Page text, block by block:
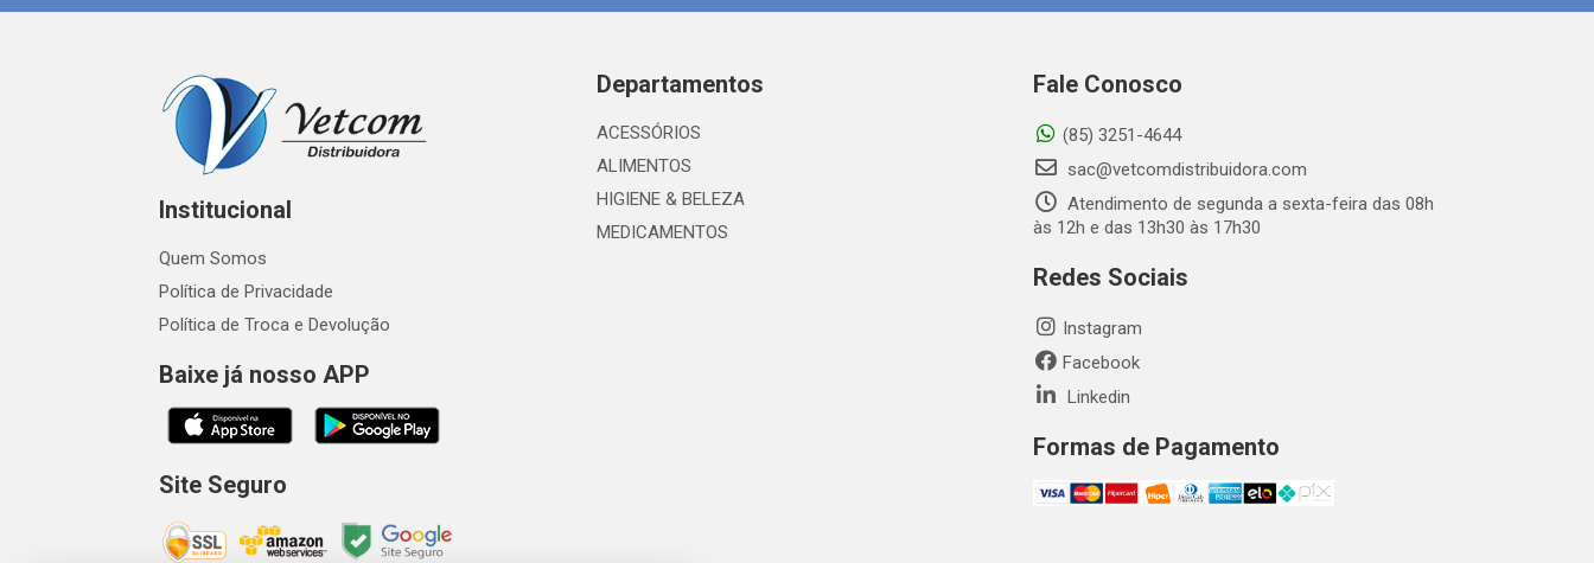
Institucional
Quem Somos
Política de Privacidade
Política de Troca e Devolução
Baixe já nosso APP
Site Seguro
Departamentos
ACESSÓRIOS
ALIMENTOS
HIGIENE & BELEZA
MEDICAMENTOS
Fale Conosco
(85) 3251-4644
sac@vetcomdistribuidora.com
Atendimento de segunda a sexta-feira das 08h
às 12h e das 13h30 às 17h30
Redes Sociais
Instagram
Facebook
Linkedin
Formas de Pagamento